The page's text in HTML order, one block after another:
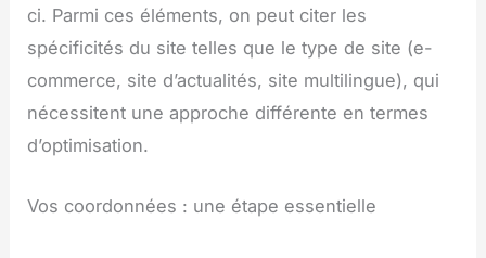
ci. Parmi ces éléments, on peut citer les
spécificités du site telles que le type de site (e-
commerce, site d’actualités, site multilingue), qui
nécessitent une approche différente en termes
d’optimisation.
Vos coordonnées : une étape essentielle